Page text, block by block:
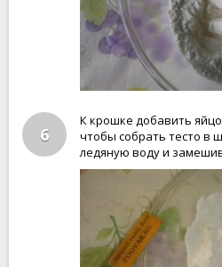
6
К крошке добавить
чтобы собрать тесто в
ледяную воду и